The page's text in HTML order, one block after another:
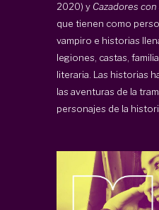
2020) y Cazadores con
que tienen como
vampiro e historias
legiones, castas,
literaria. Las historias
las aventuras de la
personajes de la